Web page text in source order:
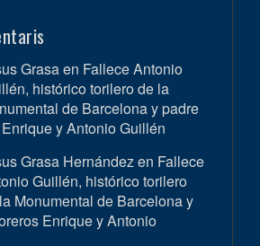
Grasa en Fallece Antonio
histórico torilero de la
de Barcelona y padre
y Antonio Guillén
Grasa Hernández en Fallece
Guillén, histórico torilero
Monumental de Barcelona y
Enrique y Antonio